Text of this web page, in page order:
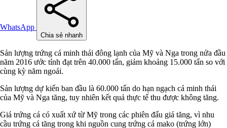
WhatsApp
Chia sẻ nhanh
Sản lượng trứng cá minh thái đông lạnh của Mỹ và Nga trong nửa đầu
năm 2016 ước tính đạt trên 40.000 tấn, giảm khoảng 15.000 tấn so với
cùng kỳ năm ngoái.
Sản lượng dự kiến ban đầu là 60.000 tấn do hạn ngạch cá minh thái
của Mỹ và Nga tăng, tuy nhiên kết quả thực tế thu được không tăng.
Giá trứng cá có xuất xứ từ Mỹ trong các phiên đấu giá tăng, vì nhu
cầu trứng cá tăng trong khi nguồn cung trứng cá mako (trứng lớn)